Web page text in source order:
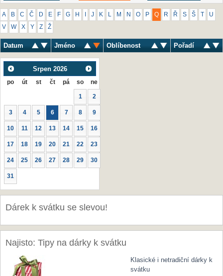
A B C Č D E F G H J K M N O P Q R Ř S Š U
V W X Y Z Ž
Datum Jméno Oblíbenost Pořadí
Srpen 2026
po út st čt pá so ne
1 2
3 4 5 6 7 8 9
10 11 12 13 14 15 16
17 18 19 20 21 22 23
24 25 26 27 28 29 30
31
Dárek k svátku se slevou!
Najisto: Tipy na dárky k svátku
Klasické i netradiční dárky k
svátku